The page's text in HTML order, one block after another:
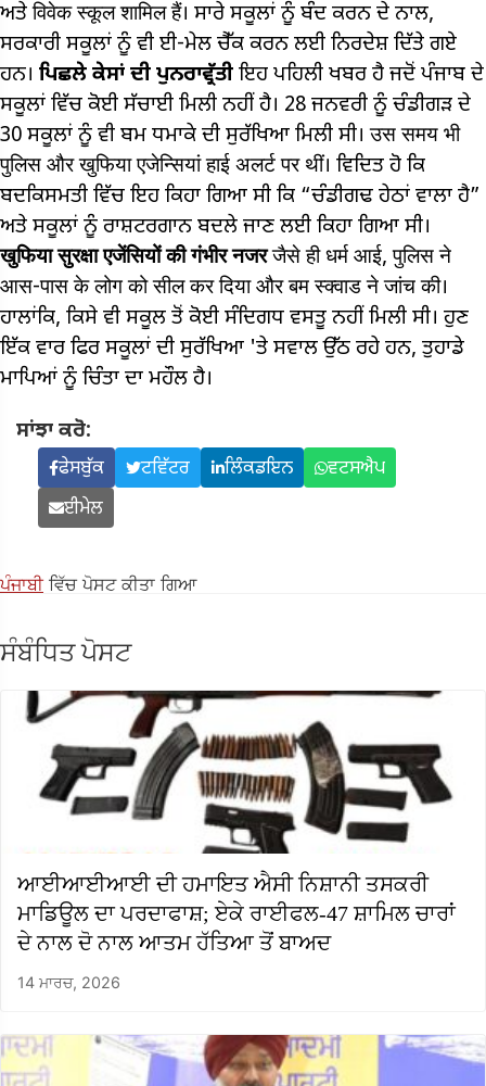
ਅਤੇ विवेक स्कूल शामिल हैं। ਸਾਰੇ ਸਕੂਲਾਂ ਨੂੰ ਬੰਦ ਕਰਨ ਦੇ ਨਾਲ,
ਸਰਕਾਰੀ ਸਕੂਲਾਂ ਨੂੰ ਵੀ ਈ-ਮੇਲ ਚੈੱਕ ਕਰਨ ਲਈ ਨਿਰਦੇਸ਼ ਦਿੱਤੇ ਗਏ
ਹਨ। ਪਿਛਲੇ ਕੇਸਾਂ ਦੀ ਪੁਨਰਾਵ੍ਰੱਤੀ ਇਹ ਪਹਿਲੀ ਖਬਰ ਹੈ ਜਦੋਂ ਪੰਜਾਬ ਦੇ
ਸਕੂਲਾਂ ਵਿੱਚ ਕੋਈ ਸੱਚਾਈ ਮਿਲੀ ਨਹੀਂ ਹੈ। 28 ਜਨਵਰੀ ਨੂੰ ਚੰਡੀਗੜ ਦੇ
30 ਸਕੂਲਾਂ ਨੂੰ ਵੀ ਬਮ ਧਮਾਕੇ ਦੀ ਸੁਰੱਖਿਆ ਮਿਲੀ ਸੀ। उस समय भी
पुलिस और खुफिया एजेन्सियां ​​हाई अलर्ट पर थीं। ਵਿਦਿਤ ਹੋ ਕਿ
ਬਦਕਿਸਮਤੀ ਵਿੱਚ ਇਹ ਕਿਹਾ ਗਿਆ ਸੀ ਕਿ “ਚੰਡੀਗਢ ਹੇਠਾਂ ਵਾਲਾ ਹੈ”
ਅਤੇ ਸਕੂਲਾਂ ਨੂੰ ਰਾਸ਼ਟਰਗਾਨ ਬਦਲੇ ਜਾਣ ਲਈ ਕਿਹਾ ਗਿਆ ਸੀ।
खुफिया सुरक्षा एजेंसियों की गंभीर नजरजैसे ही धर्म आई, पुलिस ने
आस-पास के लोग को सील कर दिया और बम स्क्वाड ने जांच की।
ਹਾਲਾਂਕਿ, ਕਿਸੇ ਵੀ ਸਕੂਲ ਤੋਂ ਕੋਈ ਸੰਦਿਗਧ ਵਸਤੂ ਨਹੀਂ ਮਿਲੀ ਸੀ। ਹੁਣ
ਇੱਕ ਵਾਰ ਫਿਰ ਸਕੂਲਾਂ ਦੀ ਸੁਰੱਖਿਆ 'ਤੇ ਸਵਾਲ ਉੱਠ ਰਹੇ ਹਨ, ਤੁਹਾਡੇ
ਮਾਪਿਆਂ ਨੂੰ ਚਿੰਤਾ ਦਾ ਮਹੌਲ ਹੈ।
ਸਾਂਝਾ ਕਰੋ:
ਫੇਸਬੁੱਕ ਟਵਿੱਟਰ ਲਿੰਕਡਇਨ
ਵਟਸਐਪ
ਈਮੇਲ
ਪੰਜਾਬੀਵਿੱਚ ਪੋਸਟ ਕੀਤਾ ਗਿਆ
ਸੰਬੰਧਿਤ ਪੋਸਟ
ਆਈਆਈਆਈ ਦੀ ਹਮਾਇਤ ਐਸੀ ਨਿਸ਼ਾਨੀ ਤਸਕਰੀ
ਮਾਡਿਊਲ ਦਾ ਪਰਦਾਫਾਸ਼; ਏਕੇ ਰਾਈਫਲ-47 ਸ਼ਾਮਿਲ ਚਾਰਾਂ
ਦੇ ਨਾਲ ਦੋ ਨਾਲ ਆਤਮ ਹੱਤਿਆ ਤੋਂ ਬਾਅਦ
14 ਮਾਰਚ, 2026